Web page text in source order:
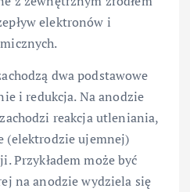
elektronów i
dwa podstawowe
i redukcja. Na anodzie
reakcja utleniania,
(elektrodzie ujemnej)
Przykładem może być
na anodzie wydziela się